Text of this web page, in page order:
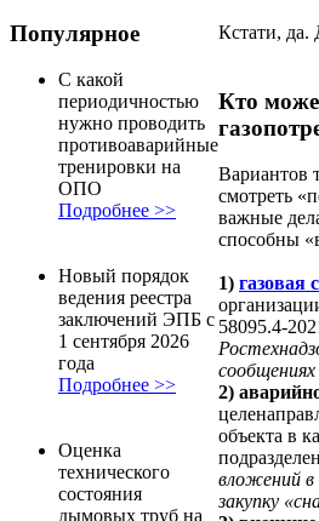
Популярное
С какой
периодичностью
нужно проводить
противоаварийные
тренировки на
ОПО
Подробнее >>
Новый порядок
ведения реестра
заключений ЭПБ с
1 сентября 2026
года
Подробнее >>
Оценка
технического
состояния
дымовых труб на
Кстати, да.
Кто
Вариантов
смотреть
важные
способны
1) газовая
58095.4-
2)
объекта в
вложений в
закупку